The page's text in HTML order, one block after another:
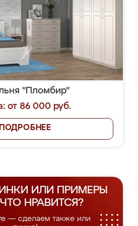
"Пломбир"
от 86 000 руб.
ПОДРОБНЕЕ
ИЛИ ПРИМЕРЫ
ЧТО НРАВИТСЯ?
— сделаем также или